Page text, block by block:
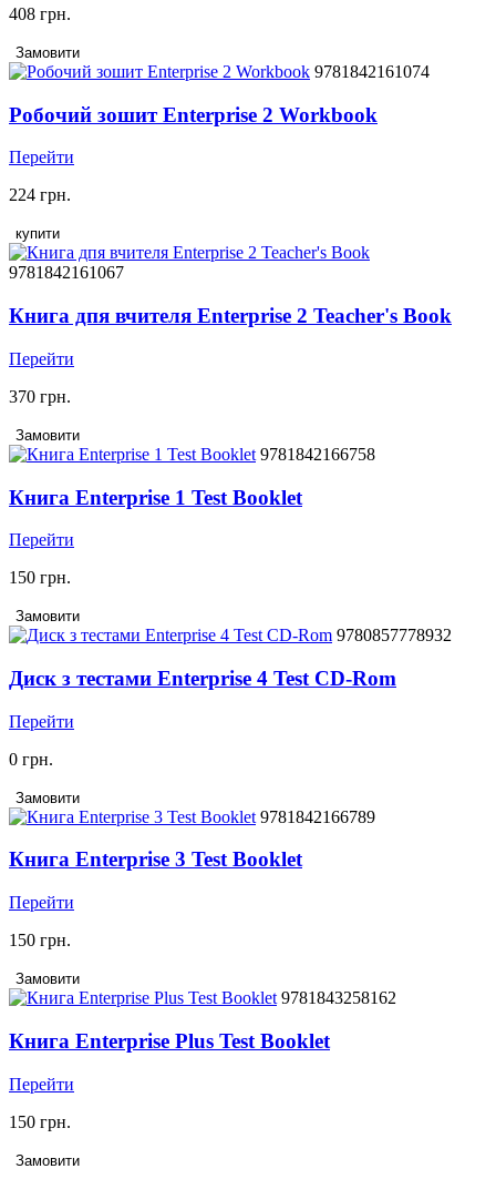
408 грн.
Замовити
9781842161074
Робочий зошит Enterprise 2 Workbook
Перейти
224 грн.
купити
9781842161067
Книга дпя вчителя Enterprise 2 Teacher's Book
Перейти
370 грн.
Замовити
9781842166758
Книга Enterprise 1 Test Booklet
Перейти
150 грн.
Замовити
9780857778932
Диск з тестами Enterprise 4 Test CD-Rom
Перейти
0 грн.
Замовити
9781842166789
Книга Enterprise 3 Test Booklet
Перейти
150 грн.
Замовити
9781843258162
Книга Enterprise Plus Test Booklet
Перейти
150 грн.
Замовити